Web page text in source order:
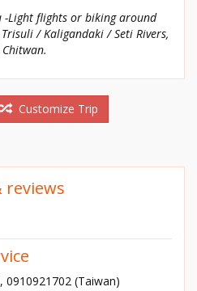
-Light flights or biking around
/ Kaligandaki / Seti Rivers,
Customize Trip
0910921702 (Taiwan)